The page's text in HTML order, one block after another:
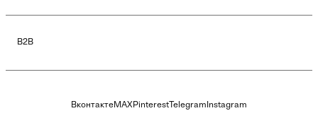
B2B
ВконтактеMAXPinterest TelegramInstagram